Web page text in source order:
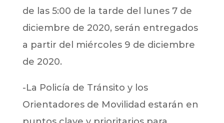
de las 5:00 de la tarde del lunes 7 de
diciembre de 2020, serán entregados
a partir del miércoles 9 de diciembre
de 2020.
-La Policía de Tránsito y los
Orientadores de Movilidad estarán en